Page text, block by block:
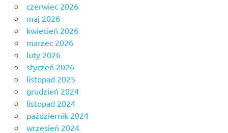
czerwiec 2026
maj 2026
kwiecień 2026
marzec 2026
luty 2026
styczeń 2026
listopad 2025
grudzień 2024
listopad 2024
październik 2024
wrzesień 2024